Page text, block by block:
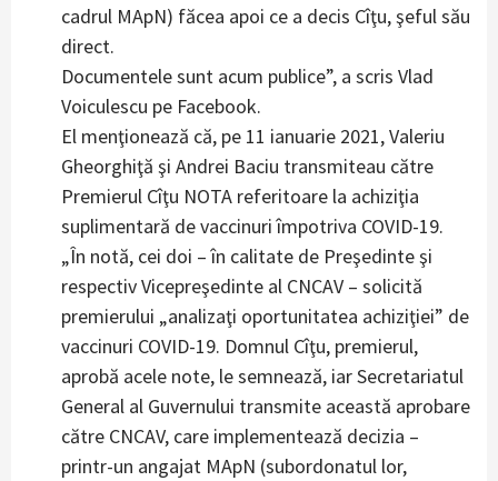
cadrul MApN) făcea apoi ce a decis Cîţu, şeful său
direct.
Documentele sunt acum publice”, a scris Vlad
Voiculescu pe Facebook.
El menţionează că, pe 11 ianuarie 2021, Valeriu
Gheorghiţă şi Andrei Baciu transmiteau către
Premierul Cîţu NOTA referitoare la achiziţia
suplimentară de vaccinuri împotriva COVID-19.
„În notă, cei doi – în calitate de Preşedinte şi
respectiv Vicepreşedinte al CNCAV – solicită
premierului „analizaţi oportunitatea achiziţiei” de
vaccinuri COVID-19. Domnul Cîţu, premierul,
aprobă acele note, le semnează, iar Secretariatul
General al Guvernului transmite această aprobare
către CNCAV, care implementează decizia –
printr-un angajat MApN (subordonatul lor,